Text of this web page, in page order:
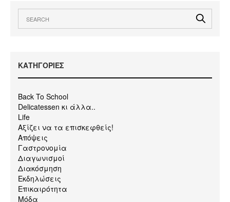
KΑΤΗΓΟΡΙΕΣ
Back To School
Delicatessen κι άλλα..
Life
Αξίζει να τα επισκεφθείς!
Απόψεις
Γαστρονομία
Διαγωνισμοί
Διακόσμηση
Εκδηλώσεις
Επικαιρότητα
Μόδα